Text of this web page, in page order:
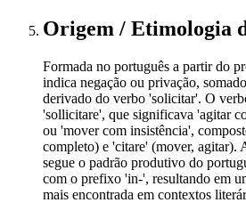
Origem / Etimologia
Formada no português a partir do
indica negação ou privação,
derivado do verbo 'solicitar'. O
'sollicitare', que significava 'agitar
ou 'mover com insistência',
completo) e 'citare' (mover, agitar).
segue o padrão produtivo do
com o prefixo 'in-', resultando em
mais encontrada em contextos